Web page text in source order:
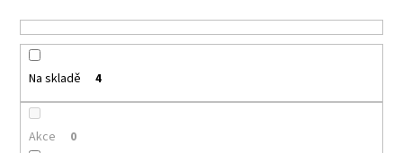
u
k
Na skladě 4
Akce 0
a
j